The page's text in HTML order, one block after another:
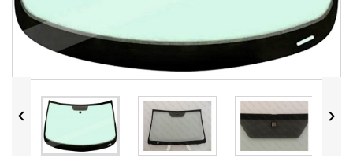
 